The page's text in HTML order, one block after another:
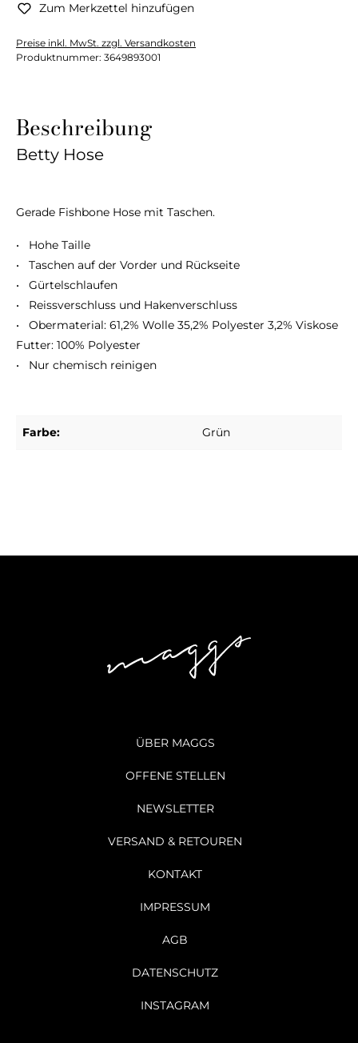
Zum Merkzettel hinzufügen
Preise inkl. MwSt. zzgl. Versandkosten
Produktnummer: 3649893001
Beschreibung
Betty Hose
Gerade Fishbone Hose mit Taschen.
• Hohe Taille
• Taschen auf der Vorder und Rückseite
• Gürtelschlaufen
• Reissverschluss und Hakenverschluss
• Obermaterial: 61,2% Wolle 35,2% Polyester 3,2% Viskose
Futter: 100% Polyester
• Nur chemisch reinigen
Farbe: Grün
ÜBER MAGGS
OFFENE STELLEN
NEWSLETTER
VERSAND & RETOUREN
KONTAKT
IMPRESSUM
AGB
DATENSCHUTZ
INSTAGRAM